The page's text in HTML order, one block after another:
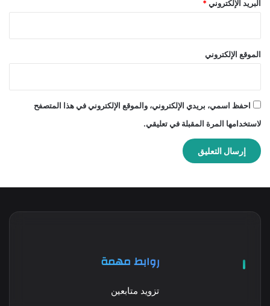
البريد الإلكتروني *
الموقع الإلكتروني
احفظ اسمي، بريدي الإلكتروني، والموقع الإلكتروني في هذا المتصفح
لاستخدامها المرة المقبلة في تعليقي.
روابط مهمة
تزويد متابعين